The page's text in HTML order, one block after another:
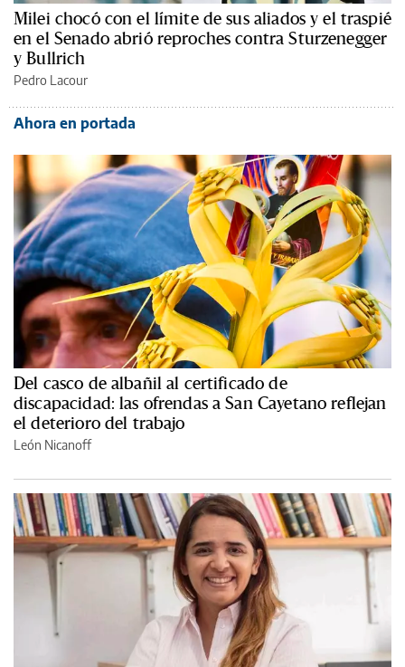
Milei chocó con el límite de sus aliados y el traspié
en el Senado abrió reproches contra Sturzenegger
y Bullrich
Pedro Lacour
Ahora en portada
Del casco de albañil al certificado de
discapacidad: las ofrendas a San Cayetano reflejan
el deterioro del trabajo
León Nicanoff